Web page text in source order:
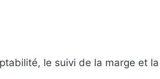
le suivi de la marge et